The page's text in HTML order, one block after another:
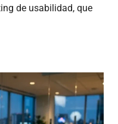
de usabilidad, que